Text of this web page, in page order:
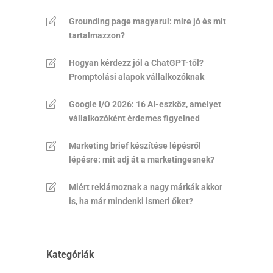
Grounding page magyarul: mire jó és mit
tartalmazzon?
Hogyan kérdezz jól a ChatGPT-től?
Promptolási alapok vállalkozóknak
Google I/O 2026: 16 AI-eszköz, amelyet
vállalkozóként érdemes figyelned
Marketing brief készítése lépésről
lépésre: mit adj át a marketingesnek?
Miért reklámoznak a nagy márkák akkor
is, ha már mindenki ismeri őket?
Kategóriák